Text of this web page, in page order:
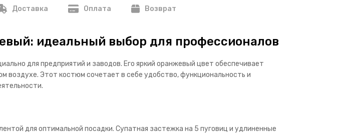
Доставка Оплата Возврат
идеальный выбор для профессионалов
для предприятий и заводов. Его яркий оранжевый цвет обеспечивает
воздухе. Этот костюм сочетает в себе удобство, функциональность и
для оптимальной посадки. Супатная застежка на 5 пуговиц и удлиненные